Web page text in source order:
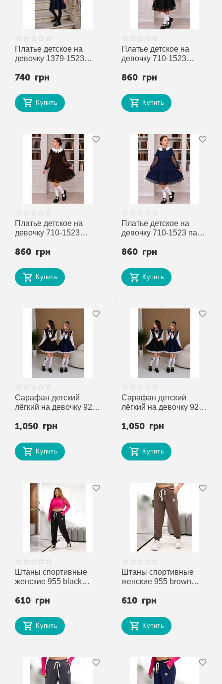
Платье детское на
девочку 1379-1523
Brand" недорого оптом
поставщика
740 грн
Купить
Платье детское на
девочку 710-1523
Brand" недорого оптом
поставщика
860 грн
Купить
Платье детское на
девочку 710-1523
Brand" недорого оптом
поставщика
860 грн
Купить
Платье детское на
девочку 710-1523 navy
недорого оптом от
860 грн
Купить
Сарафан детский
лёгкий на девочку 924-
"Alisa Brand" недорого
поставщика
1,050 грн
Купить
Сарафан детский
лёгкий на девочку 924-
"Alisa Brand" недорого
поставщика
1,050 грн
Купить
Штаны спортивные
женские 955 black
недорого оптом от
610 грн
Купить
Штаны спортивные
женские 955 brown
недорого оптом от
610 грн
Купить